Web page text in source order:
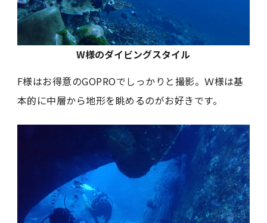
W様のダイビングスタイル
F様はお得意のGOPROでしっかりと撮影。Ｗ様は基
本的に中層から地形を眺めるのがお好きです。